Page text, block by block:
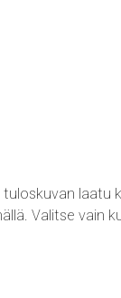
laatu
Valitse vain